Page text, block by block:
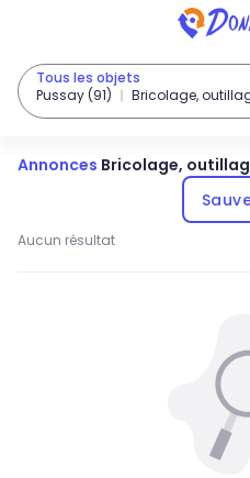
Tous les objets
Pussay (91)
Bricolage,
Annonces Bricolage,
Aucun résultat